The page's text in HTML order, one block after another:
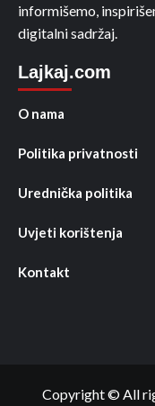
informišemo,
digitalni sadržaj.
Lajkaj.com
O nama
Politika privatnosti
Urednička politika
Uvjeti korištenja
Kontakt
Copyright © All